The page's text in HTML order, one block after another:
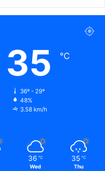
35 ℃
36º - 29º
48%
3.58 km/h
36 ℃
Wed
35 ℃
Thu